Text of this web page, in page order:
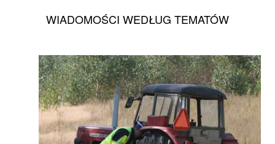
WIADOMOŚCI WEDŁUG TEMATÓW